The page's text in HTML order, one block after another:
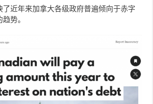
了近年来加拿大各级政府普遍倾向于赤字
势。